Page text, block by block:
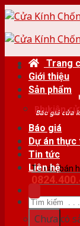
Skip
content
Báo giá cửa
Tư vấn bán
Tìm
kiếm:
Trang
Giới thiệu
Sản phẩm
Phụ kiện
Báo giá
Dự án thực
Tin tức
Liên hệ
Chưa có